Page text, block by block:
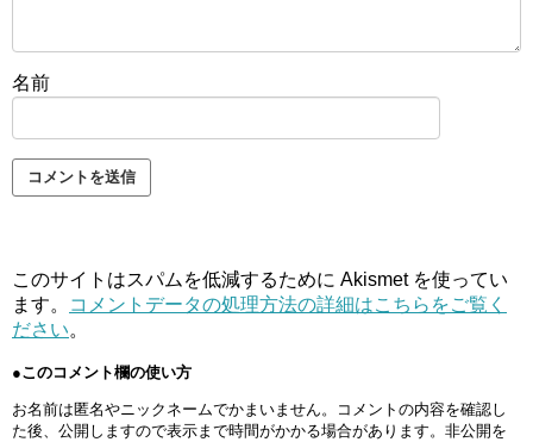
名前
このサイトはスパムを低減するために Akismet を使ってい
ます。
コメントデータの処理方法の詳細はこちらをご覧く
ださい。
●このコメント欄の使い方
お名前は匿名やニックネームでかまいません。コメントの内容を確認し
た後、公開しますので表示まで時間がかかる場合があります。非公開を